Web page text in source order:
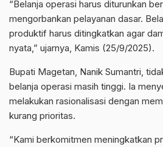
“Belanja operasi harus diturunkan
mengorbankan pelayanan dasar.
produktif harus ditingkatkan agar
nyata,” ujarnya, Kamis (25/9/2025).
Bupati Magetan, Nanik Sumantri,
belanja operasi masih tinggi. Ia
melakukan rasionalisasi dengan
kurang prioritas.
“Kami berkomitmen meningkatkan